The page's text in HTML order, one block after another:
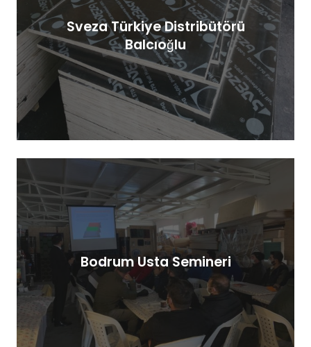
Sveza Türkiye Distribütörü
Balcıoğlu
Bodrum Usta Semineri